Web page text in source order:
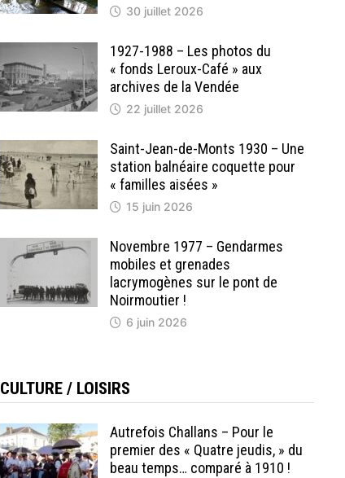
30 juillet 2026
1927-1988 – Les photos du
« fonds Leroux-Café » aux
archives de la Vendée
22 juillet 2026
Saint-Jean-de-Monts 1930 – Une
station balnéaire coquette pour
« familles aisées »
15 juin 2026
Novembre 1977 – Gendarmes
mobiles et grenades
lacrymogènes sur le pont de
Noirmoutier !
6 juin 2026
CULTURE / LOISIRS
Autrefois Challans – Pour le
premier des « Quatre jeudis, » du
beau temps… comparé à 1910 !